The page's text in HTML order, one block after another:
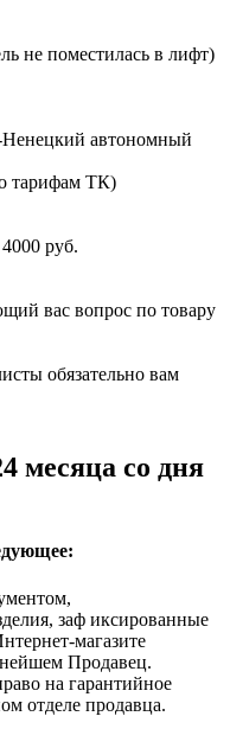
не поместилась в лифт)
автономный
тарифам ТК)
руб.
вас вопрос по товару
обязательно вам
месяца со дня
заф иксированные
магазите
Продавец.
на гарантийное
отделе продавца.